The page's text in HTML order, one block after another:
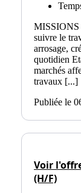
MISSIONS
suivre le
arrosage,
quotidien
marchés
travaux [...]
Publiée le
Voir
(H/F)